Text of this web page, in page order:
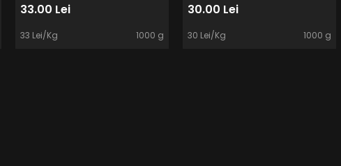
33.00 Lei
33 Lei/Kg 1000 g
30.00 Lei
30 Lei/Kg 1000 g